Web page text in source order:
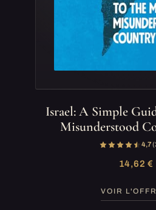
Israel: A Simple
Misunderstood
4,7
14,62 €
VOIR